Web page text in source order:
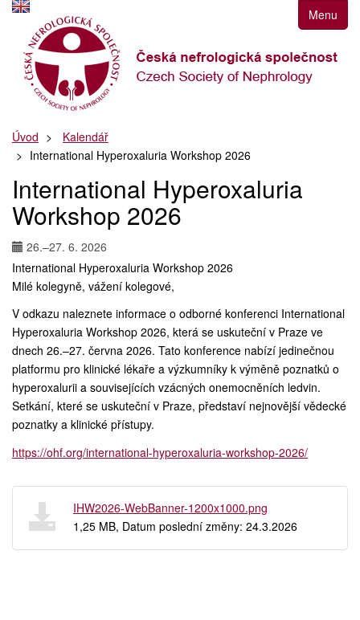
k
navigaci
Přejít
obsah
k
postrannímu
Klávesové
zkratky
Menu
Úvod
Kalendář
International Hyperoxaluria Workshop 2026
International Hyperoxaluria
Workshop 2026
26.–27. 6. 2026
International Hyperoxaluria Workshop 2026
Milé kolegyně, vážení kolegové,
V odkazu naleznete informace o odborné konferenci International
Hyperoxaluria Workshop 2026, která se uskuteční v Praze ve
dnech 26.–27. června 2026. Tato konference nabízí jedinečnou
platformu pro klinické lékaře a výzkumníky k výměně poznatků o
hyperoxalurii a souvisejících vzácných onemocněních ledvin.
Setkání, které se uskuteční v Praze, představí nejnovější vědecké
poznatky a klinické přístupy.
https://ohf.org/international-hyperoxaluria-workshop-2026/
IHW2026-WebBanner-1200x1000.png
1,25 MB, Datum poslední změny: 24.3.2026